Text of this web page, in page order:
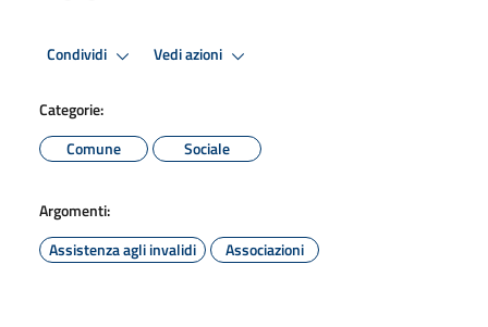
Condividi Vedi azioni
Categorie:
Comune
Sociale
Argomenti:
Assistenza agli invalidi
Associazioni